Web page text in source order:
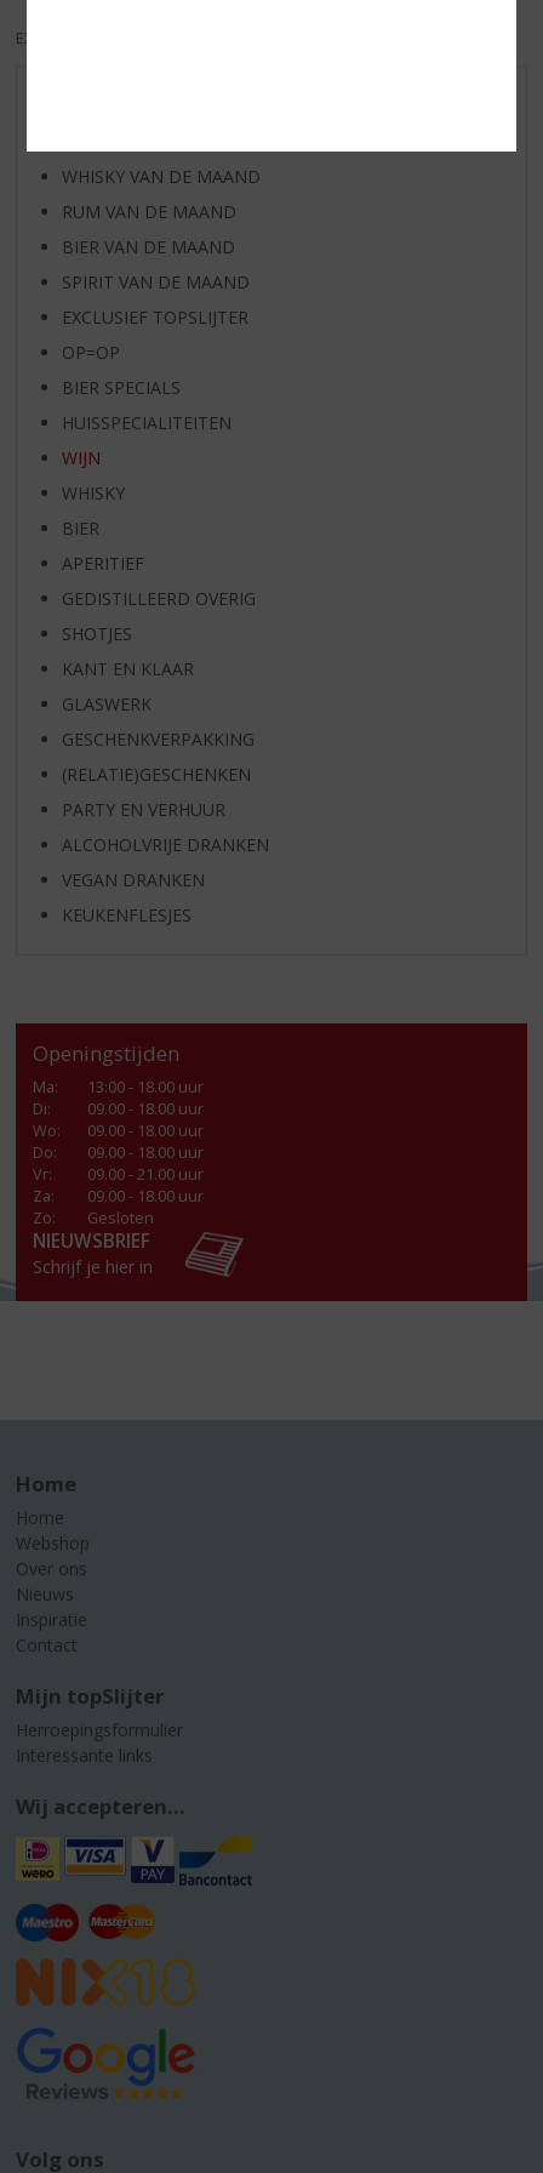
EXCL. BTW
WHISKY VAN DE MAAND
RUM VAN DE MAAND
BIER VAN DE MAAND
SPIRIT VAN DE MAAND
EXCLUSIEF TOPSLIJTER
OP=OP
BIER SPECIALS
HUISSPECIALITEITEN
WIJN
WHISKY
BIER
APERITIEF
GEDISTILLEERD OVERIG
SHOTJES
KANT EN KLAAR
GLASWERK
GESCHENKVERPAKKING
(RELATIE)GESCHENKEN
PARTY EN VERHUUR
ALCOHOLVRIJE DRANKEN
VEGAN DRANKEN
KEUKENFLESJES
Openingstijden
Ma:
13:00 - 18.00 uur
Di:
09.00 - 18.00 uur
Wo:
09.00 - 18.00 uur
Do:
09.00 - 18.00 uur
Vr:
09.00 - 21.00 uur
Za:
09.00 - 18.00 uur
Zo:
Gesloten
NIEUWSBRIEF
Schrijf je hier in
Home
Home
Webshop
Over ons
Nieuws
Inspiratie
Contact
Mijn topSlijter
Herroepingsformulier
Interessante links
Wij accepteren...
Volg ons